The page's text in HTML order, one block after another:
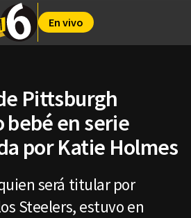
En vivo
Pittsburgh
bebé en serie
por Katie Holmes
será titular por
Steelers, estuvo en